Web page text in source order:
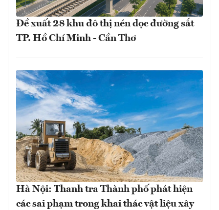
Đề xuất 28 khu đô thị nén dọc đường sắt
TP. Hồ Chí Minh - Cần Thơ
Hà Nội: Thanh tra Thành phố phát hiện
các sai phạm trong khai thác vật liệu xây